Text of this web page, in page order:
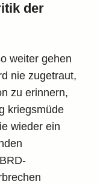
der
weiter gehen
nie zugetraut,
zu erinnern,
kriegsmüde
wieder ein